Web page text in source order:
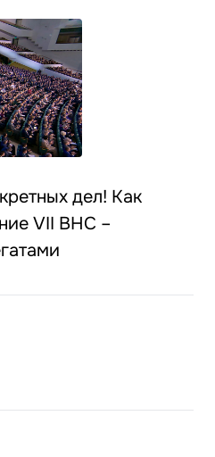
дел! Как
VII ВНС –